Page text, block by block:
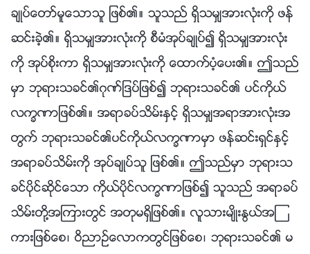
ခ်ဳပ္ေတာ္မူေသာသူ ျဖစ္၏။ သူသည္ ရွိသမွ်အားလုံးကို ဖန္
ဆင္းခဲ့၏။ ရွိသမွ်အားလုံးကို စီမံအုပ္ခ်ဳပ္၍ ရွိသမွ်အားလုံး
ကို အုပ္စိုးကာ ရွိသမွ်အားလုံးကို ေထာက္ပံ့ေပး၏။ ဤသည္
မွာ ဘုရားသခင္၏ဂုဏ္ျဒပ္ျဖစ္၍ ဘုရားသခင္၏ ပင္ကိုယ္
လကၡဏာျဖစ္၏။ အရာခပ္သိမ္းႏွင့္ ရွိသမွ်အရာအားလုံးအ
တြက္ ဘုရားသခင္၏ပင္ကိုယ္လကၡဏာမွာ ဖန္ဆင္းရွင္ႏွင့္
အရာခပ္သိမ္းကို အုပ္ခ်ဳပ္သူ ျဖစ္၏။ ဤသည္မွာ ဘုရားသ
ခင္ပိုင္ဆိုင္ေသာ ကိုယ္ပိုင္လကၡဏာျဖစ္၍ သူသည္ အရာခပ္
သိမ္းတို႔အၾကားတြင္ အတုမရွိျဖစ္၏။ လူသားမ်ိဳးႏြယ္အၾ
ကားျဖစ္ေစ၊ ဝိညာဥ္ေလာကတြင္ျဖစ္ေစ၊ ဘုရားသခင္၏ မ